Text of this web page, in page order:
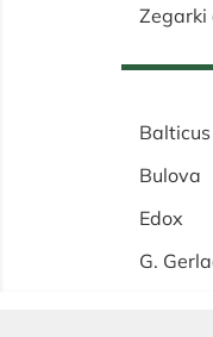
Zegarki
Balticus
Bulova
Edox
G.